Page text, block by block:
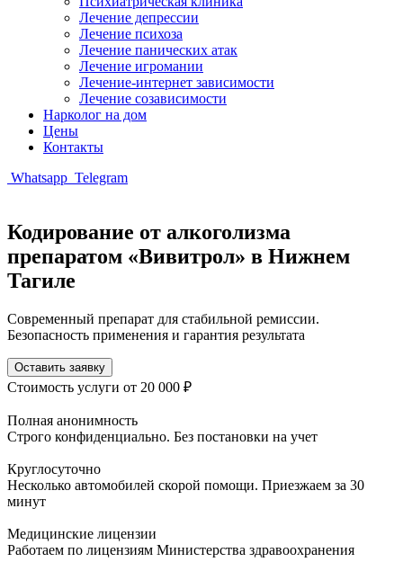
Лечение депрессии
Лечение психоза
Лечение панических атак
Лечение игромании
Лечение-интернет зависимости
Лечение созависимости
Нарколог на дом
Цены
Контакты
Whatsapp Telegram
Кодирование от алкоголизма
препаратом «Вивитрол» в Нижнем
Тагиле
Современный препарат для стабильной ремиссии.
Безопасность применения и гарантия результата
Оставить заявку
Стоимость услуги от 20 000 ₽
Полная анонимность
Строго конфиденциально. Без постановки на учет
Круглосуточно
Несколько автомобилей скорой помощи. Приезжаем за 30
минут
Медицинские лицензии
Работаем по лицензиям Министерства здравоохранения